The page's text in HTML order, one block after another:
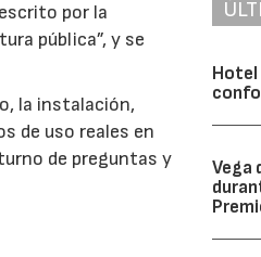
por la
pública”, y se
la instalación,
de uso reales en
de preguntas y
Hotel
Vega